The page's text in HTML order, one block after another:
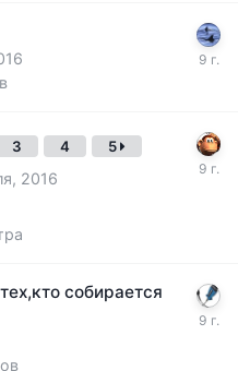
3 4 5
2016
собирается